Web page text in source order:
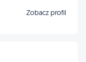
Zobacz profil